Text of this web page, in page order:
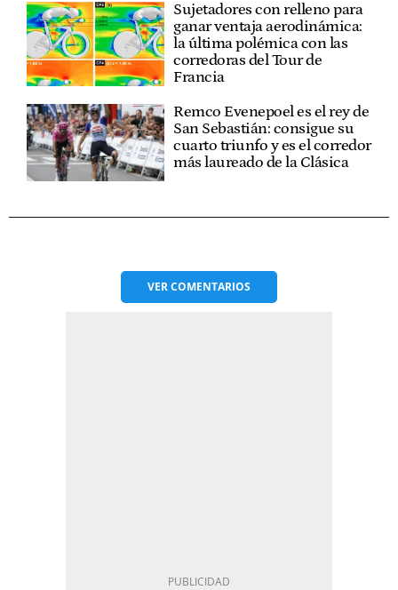
Sujetadores con relleno para
ganar ventaja aerodinámica:
la última polémica con las
corredoras del Tour de
Francia
Remco Evenepoel es el rey de
San Sebastián: consigue su
cuarto triunfo y es el corredor
más laureado de la Clásica
VERCOMENTARIOS